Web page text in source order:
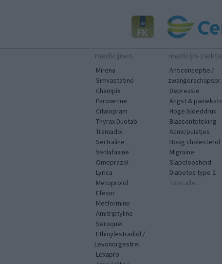
medicijnen
Mirena
Simvastatine
Champix
Paroxetine
Citalopram
Thyrax Duotab
Tramadol
Sertraline
Venlafaxine
Omeprazol
Lyrica
Metoprolol
Efexor
Metformine
Amitriptyline
Seroquel
Ethinylestradiol /
Levonorgestrel
Lexapro
medicijn-ziekte
Anticonceptie /
Depressie
Angst &
Hoge bloeddruk
Blaasontsteking
Acne/puistjes
Hoog cholesterol
Migraine
Slapeloosheid
Diabetes type 2
Toon alle...